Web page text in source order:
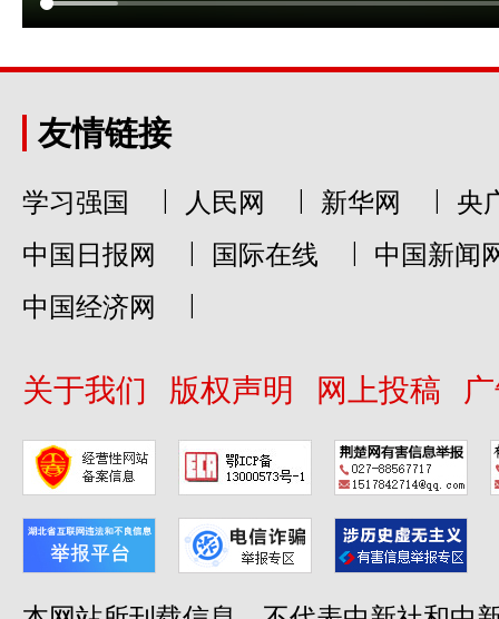
友情链接
学习强国 | 人民网 | 新华网 |
央
中国日报网
| 国际在线 |
中国新闻
中国经济网
|
关于我们 版权声明 网上投稿